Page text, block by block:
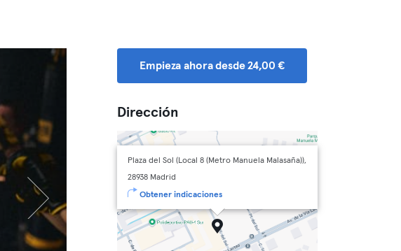
Empieza ahora desde 24,00 €
Dirección
Plaza del Sol (Local 8 (Metro Manuela Malasaña)),
28938 Madrid
Obtener indicaciones